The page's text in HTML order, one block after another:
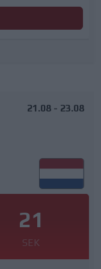
21.08 - 23.08
20
SEK